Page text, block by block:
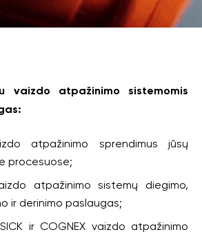
vaizdo atpažinimo sistemomis
atpažinimo sprendimus jūsų
procesuose;
atpažinimo sistemų diegimo,
ir derinimo paslaugas;
ir COGNEX vaizdo atpažinimo